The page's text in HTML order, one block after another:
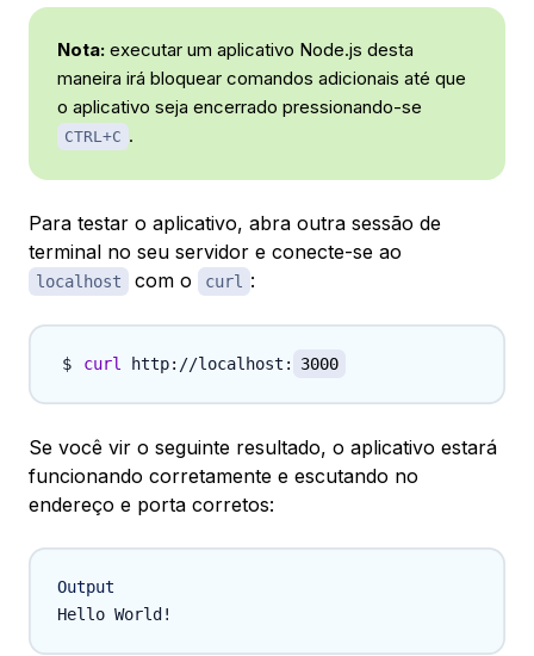
Nota: executar um aplicativo Node.js desta
maneira irá bloquear comandos adicionais até que
o aplicativo seja encerrado pressionando-se
CTRL+C .
Para testar o aplicativo, abra outra sessão de
terminal no seu servidor e conecte-se ao
localhost com o curl :
curl http://localhost: 3000
Se você vir o seguinte resultado, o aplicativo estará
funcionando corretamente e escutando no
endereço e porta corretos:
Output